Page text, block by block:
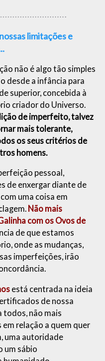
limitações e
não é algo tão simples
desde a infância para
superior, concebida à
criador do Universo.
de imperfeito, talvez
mais tolerante,
os seus critérios de
homens.
pessoal,
de enxergar diante de
uma coisa em
Não mais
com os Ovos de
de que estamos
onde as mudanças,
imperfeições, irão
está centrada na ideia
de nossa
todos, não mais
relação a quem quer
uma autoridade
um sábio